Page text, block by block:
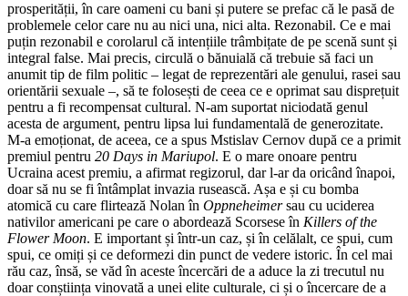
prosperității, în care oameni cu bani și putere se prefac că le pasă de
problemele celor care nu au nici una, nici alta. Rezonabil. Ce e mai
puțin rezonabil e corolarul că intențiile trâmbițate de pe scenă sunt și
integral false. Mai precis, circulă o bănuială că trebuie să faci un
anumit tip de film politic – legat de reprezentări ale genului, rasei sau
orientării sexuale –, să te folosești de ceea ce e oprimat sau disprețuit
pentru a fi recompensat cultural. N-am suportat niciodată genul
acesta de argument, pentru lipsa lui fundamentală de generozitate.
M-a emoționat, de aceea, ce a spus Mstislav Cernov după ce a primit
premiul pentru 20 Days in Mariupol. E o mare onoare pentru
Ucraina acest premiu, a afirmat regizorul, dar l-ar da oricând înapoi,
doar să nu se fi întâmplat invazia rusească. Așa e și cu bomba
atomică cu care flirtează Nolan în Oppneheimersau cu uciderea
nativilor americani pe care o abordează Scorsese în Killers of the
Flower Moon. E important și într-un caz, și în celălalt, ce spui, cum
spui, ce omiți și ce deformezi din punct de vedere istoric. În cel mai
rău caz, însă, se văd în aceste încercări de a aduce la zi trecutul nu
doar conștiința vinovată a unei elite culturale, ci și o încercare de a